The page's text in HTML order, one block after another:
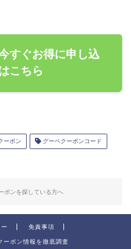
すぐお得に申し込
こちら
ーポン グーペクーポンコード
ポンを探している方へ
免責事項
ポン情報を徹底調査